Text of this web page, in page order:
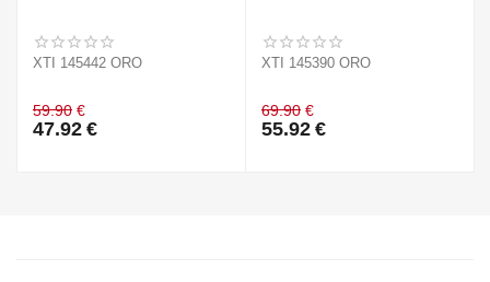
XTI 145442 ORO
59.90 €
47.92 €
XTI 145390 ORO
69.90 €
55.92 €